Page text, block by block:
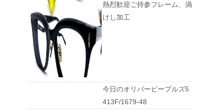
熱烈歓迎ご持参フレーム、渦
けし加工
今日のオリバーピープルズ5
413F/1679-48